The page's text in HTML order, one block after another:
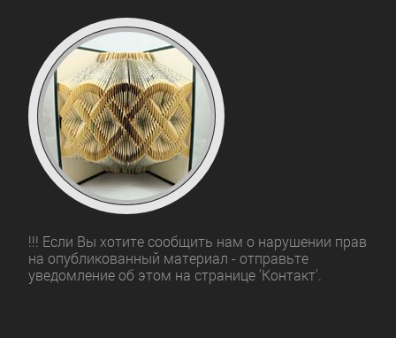
!!! Если Вы хотите сообщить нам о нарушении прав
на опубликованный материал - отправьте
уведомление об этом на странице 'Контакт'.